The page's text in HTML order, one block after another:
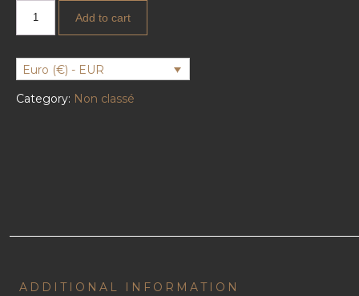
Add to cart
Euro (€) - EUR
Category: Non classé
ADDITIONAL INFORMATION